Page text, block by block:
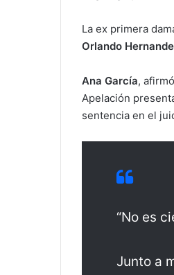
La ex primera
Orlando
Ana García,
Apelación
sentencia en el
“No es
Junto a